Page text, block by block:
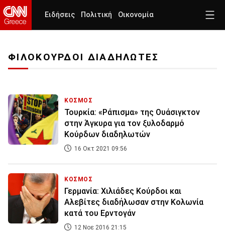
Ειδήσεις Πολιτική Οικονομία
ΦΙΛΟΚΟΥΡΔΟΙ ΔΙΑΔΗΛΩΤΕΣ
ΚΟΣΜΟΣ
Τουρκία: «Ράπισμα» της Ουάσιγκτον
στην Άγκυρα για τον ξυλοδαρμό
Κούρδων διαδηλωτών
16 Οκτ 2021 09:56
ΚΟΣΜΟΣ
Γερμανία: Χιλιάδες Κούρδοι και
Αλεβίτες διαδήλωσαν στην Κολωνία
κατά του Ερντογάν
12 Νοε 2016 21:15